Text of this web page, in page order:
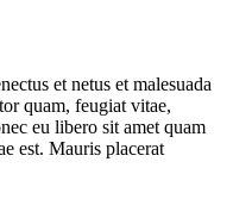
et netus et malesuada
quam, feugiat vitae,
eu libero sit amet quam
est. Mauris placerat